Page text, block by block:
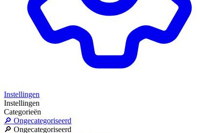
Instellingen
Instellingen
Categorieën
🔎 Ongecategoriseerd
🔎 Ongecategoriseerd